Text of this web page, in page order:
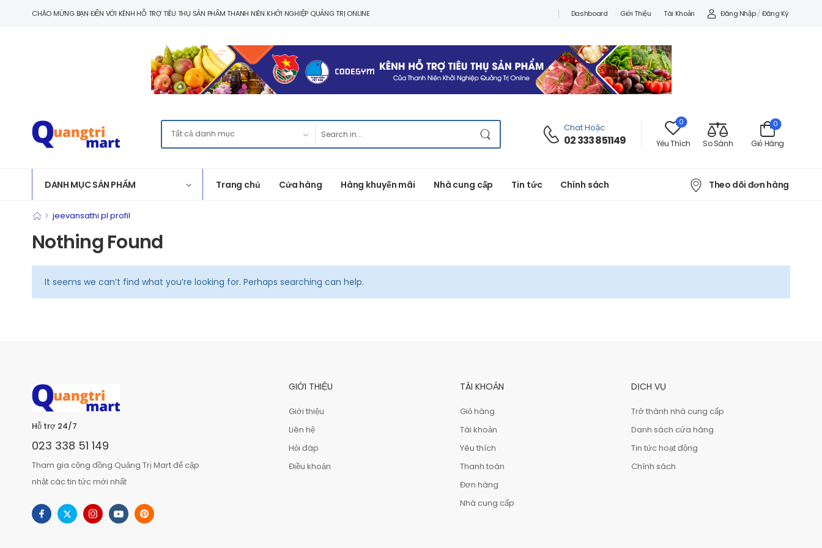
CHÀO MỪNG BẠN ĐẾN VỚI KÊNH HỖ TRỢ TIÊU THỤ SẢN PHẨM THANH NIÊN KHỞI NGHIỆP QUẢNG TRỊ ONLINE Dashboard Giới Thiệu Tài Khoản Đăng Nhập / Đăng Ký
Chat Hoặc :
02 333 851149
0
Yêu Thích So Sánh Giỏ Hàng
0
DANH MỤC SẢN PHẨM Trang chủ Cửa hàng Hàng khuyến mãi Nhà cung cấp Tin tức Chính sách Theo dõi đơn hàng
> jeevansathi pl profil
Nothing Found
It seems we can’t find what you’re looking for. Perhaps searching can help.
Hỗ trợ 24/7
023 338 51 149
Tham gia cộng đồng Quảng Trị Mart để cập
nhật các tin tức mới nhất
GIỚI THIỆU
Giới thiệu
Liên hệ
Hỏi đáp
Điều khoản
TÀI KHOẢN
Giỏ hàng
Tài khoản
Yêu thích
Thanh toán
Đơn hàng
Nhà cung cấp
DỊCH VỤ
Trở thành nhà cung cấp
Danh sách cửa hàng
Tin tức hoạt động
Chính sách